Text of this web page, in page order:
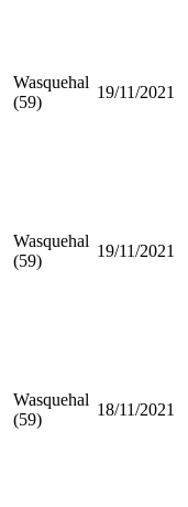
Wasquehal
(59)
19/11/2021
Wasquehal
(59)
19/11/2021
Wasquehal
(59)
18/11/2021